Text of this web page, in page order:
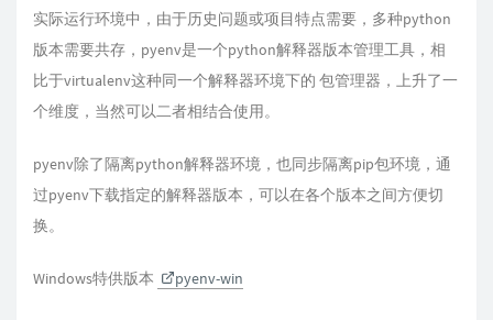
实际运行环境中，由于历史问题或项目特点需要，多种python
版本需要共存，pyenv是一个python解释器版本管理工具，相
比于virtualenv这种同一个解释器环境下的 包管理器，上升了一
个维度，当然可以二者相结合使用。
pyenv除了隔离python解释器环境，也同步隔离pip包环境，通
过pyenv下载指定的解释器版本，可以在各个版本之间方便切
换。
Windows特供版本 pyenv-win